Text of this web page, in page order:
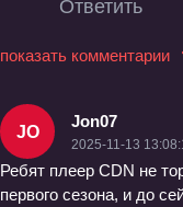
Ответить
показать комментарии
JO
Jon07
2025-11-13
Ребят плеер CDN не
первого сезона, и до